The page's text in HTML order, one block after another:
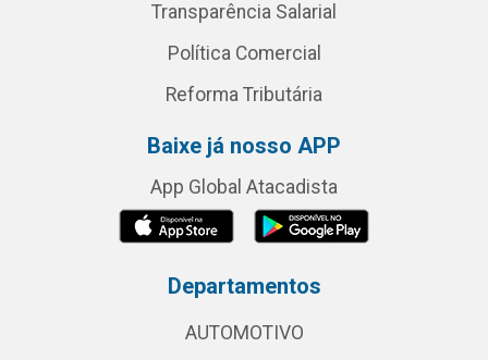
Transparência Salarial
Política Comercial
Reforma Tributária
Baixe já nosso APP
App Global Atacadista
Departamentos
AUTOMOTIVO